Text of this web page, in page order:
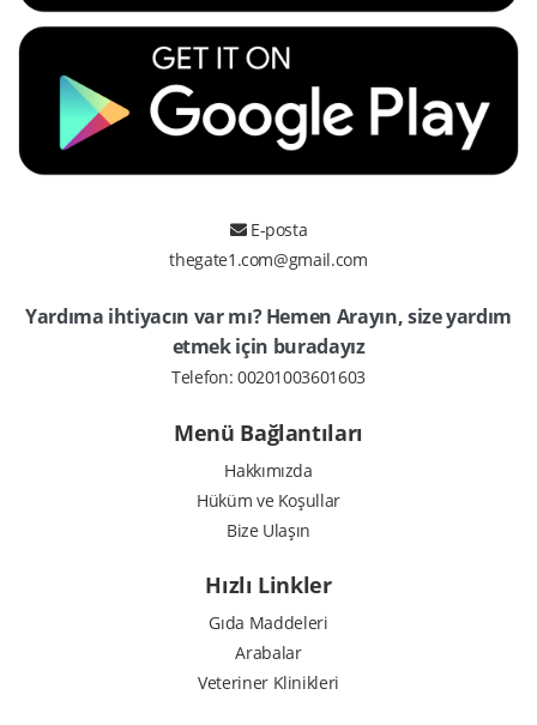
E-posta
thegate1.com@gmail.com
Yardıma ihtiyacın var mı? Hemen Arayın, size yardım
etmek için buradayız
Telefon: 00201003601603
Menü Bağlantıları
Hakkımızda
Hüküm ve Koşullar
Bize Ulaşın
Hızlı Linkler
Gıda Maddeleri
Arabalar
Veteriner Klinikleri